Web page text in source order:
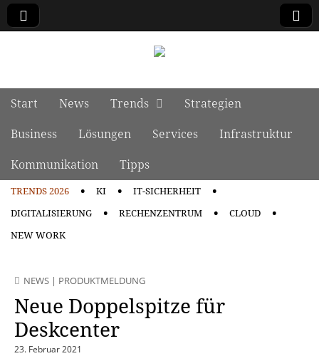
Main menu
Skip to content
Start News Trends
Strategien
Business
Lösungen Services
Infrastruktur
Kommunikation
Tipps
TRENDS 2026 KI
IT-SICHERHEIT
DIGITALISIERUNG
RECHENZENTRUM
CLOUD
NEW WORK
NEWS | PRODUKTMELDUNG
Neue Doppelspitze für
Deskcenter
23. Februar 2021